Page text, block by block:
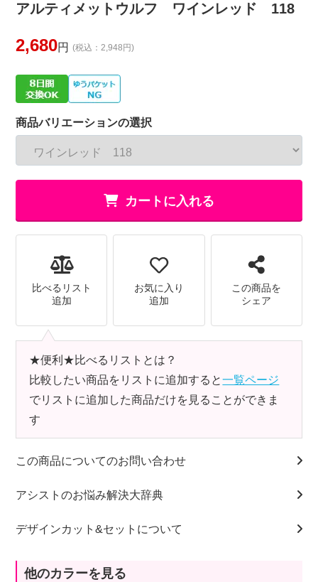
アルティメットウルフ ワインレッド 118
2,680円 (税込：2,948円)
商品バリエーションの選択
カートに入れる
比べるリスト
追加
お気に入り
追加
この商品を
シェア
★便利★比べるリストとは？
比較したい商品をリストに追加すると一覧ページ
でリストに追加した商品だけを見ることができま
す
この商品についてのお問い合わせ
アシストのお悩み解決大辞典
デザインカット&セットについて
他のカラーを見る